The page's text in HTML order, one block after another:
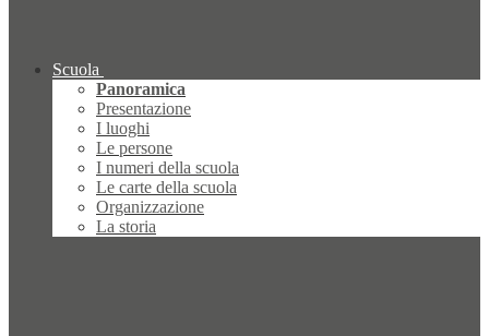
Scuola
Panoramica
Presentazione
I luoghi
Le persone
I numeri della scuola
Le carte della scuola
Organizzazione
La storia